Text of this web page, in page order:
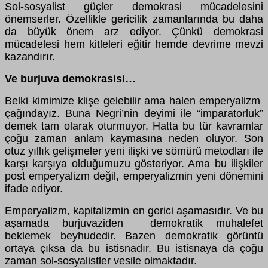
Sol-sosyalist güçler demokrasi mücadelesini
önemserler. Özellikle gericilik zamanlarında bu daha
da büyük önem arz ediyor. Çünkü demokrasi
mücadelesi hem kitleleri eğitir hemde devrime mevzi
kazandırır.
Ve burjuva demokrasisi…
Belki kimimize klişe gelebilir ama halen emperyalizm
çağındayız. Buna Negri’nin deyimi ile “imparatorluk”
demek tam olarak oturmuyor. Hatta bu tür kavramlar
çoğu zaman anlam kaymasına neden oluyor. Son
otuz yıllık gelişmeler yeni ilişki ve sömürü metodları ile
karşı karşıya olduğumuzu gösteriyor. Ama bu ilişkiler
post emperyalizm değil, emperyalizmin yeni dönemini
ifade ediyor.
Emperyalizm, kapitalizmin en gerici aşamasıdır. Ve bu
aşamada burjuvaziden demokratik muhalefet
beklemek beyhudedir. Bazen demokratik görüntü
ortaya çıksa da bu istisnadır. Bu istisnaya da çoğu
zaman sol-sosyalistler vesile olmaktadır.